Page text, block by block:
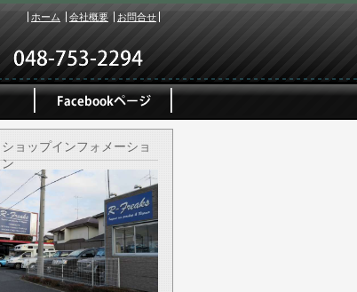
ホーム 会社概要 お問合せ
ショップインフォメーショ
ン